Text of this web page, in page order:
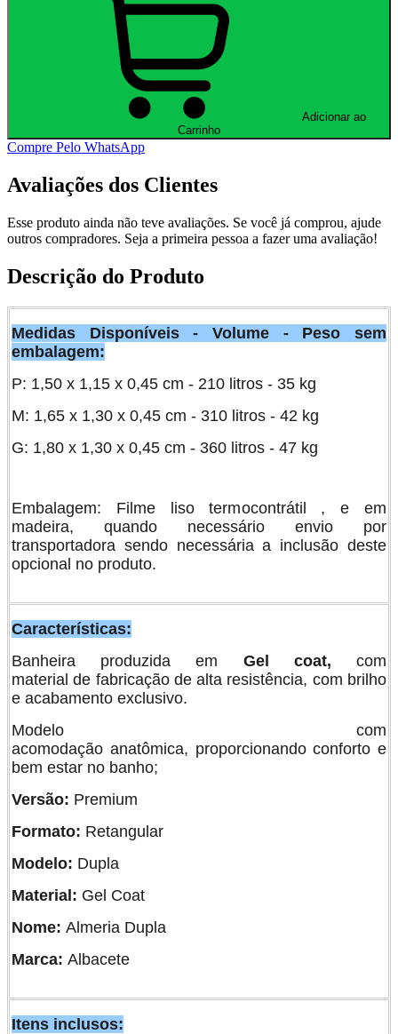
Carrinho
Compre Pelo WhatsApp
Avaliações dos Clientes
Esse produto ainda não teve avaliações. Se você já comprou, ajude
outros compradores. Seja a primeira pessoa a fazer uma avaliação!
Descrição do Produto
Medidas Disponíveis - Volume - Peso sem
embalagem:
P: 1,50 x 1,15 x 0,45 cm - 210 litros - 35 kg
M: 1,65 x 1,30 x 0,45 cm - 310 litros - 42 kg
G: 1,80 x 1,30 x 0,45 cm - 360 litros - 47 kg
Embalagem: Filme liso termocontrátil , e em
madeira, quando necessário envio por
transportadora sendo necessária a inclusão deste
opcional no produto.
Características:
Banheira produzida em Gel coat, com
material de fabricação de alta resistência, com brilho
e acabamento exclusivo.
Modelo com
acomodação anatômica, proporcionando conforto e
bem estar no banho;
Versão: Premium
Formato: Retangular
Modelo: Dupla
Material: Gel Coat
Nome: Almeria Dupla
Marca: Albacete
Itens inclusos: